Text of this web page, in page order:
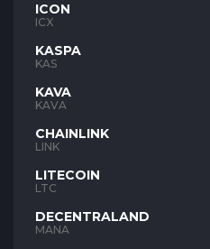
ICON
ICX
KASPA
KAS
KAVA
KAVA
CHAINLINK
LINK
LITECOIN
LTC
DECENTRALAND
MANA